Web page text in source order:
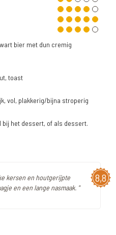
bier met dun cremig
toast
vol, plakkerig/bijna stroperig
bij het dessert, of als dessert.
8,8
kersen en houtgerijpte
en een lange nasmaak. "